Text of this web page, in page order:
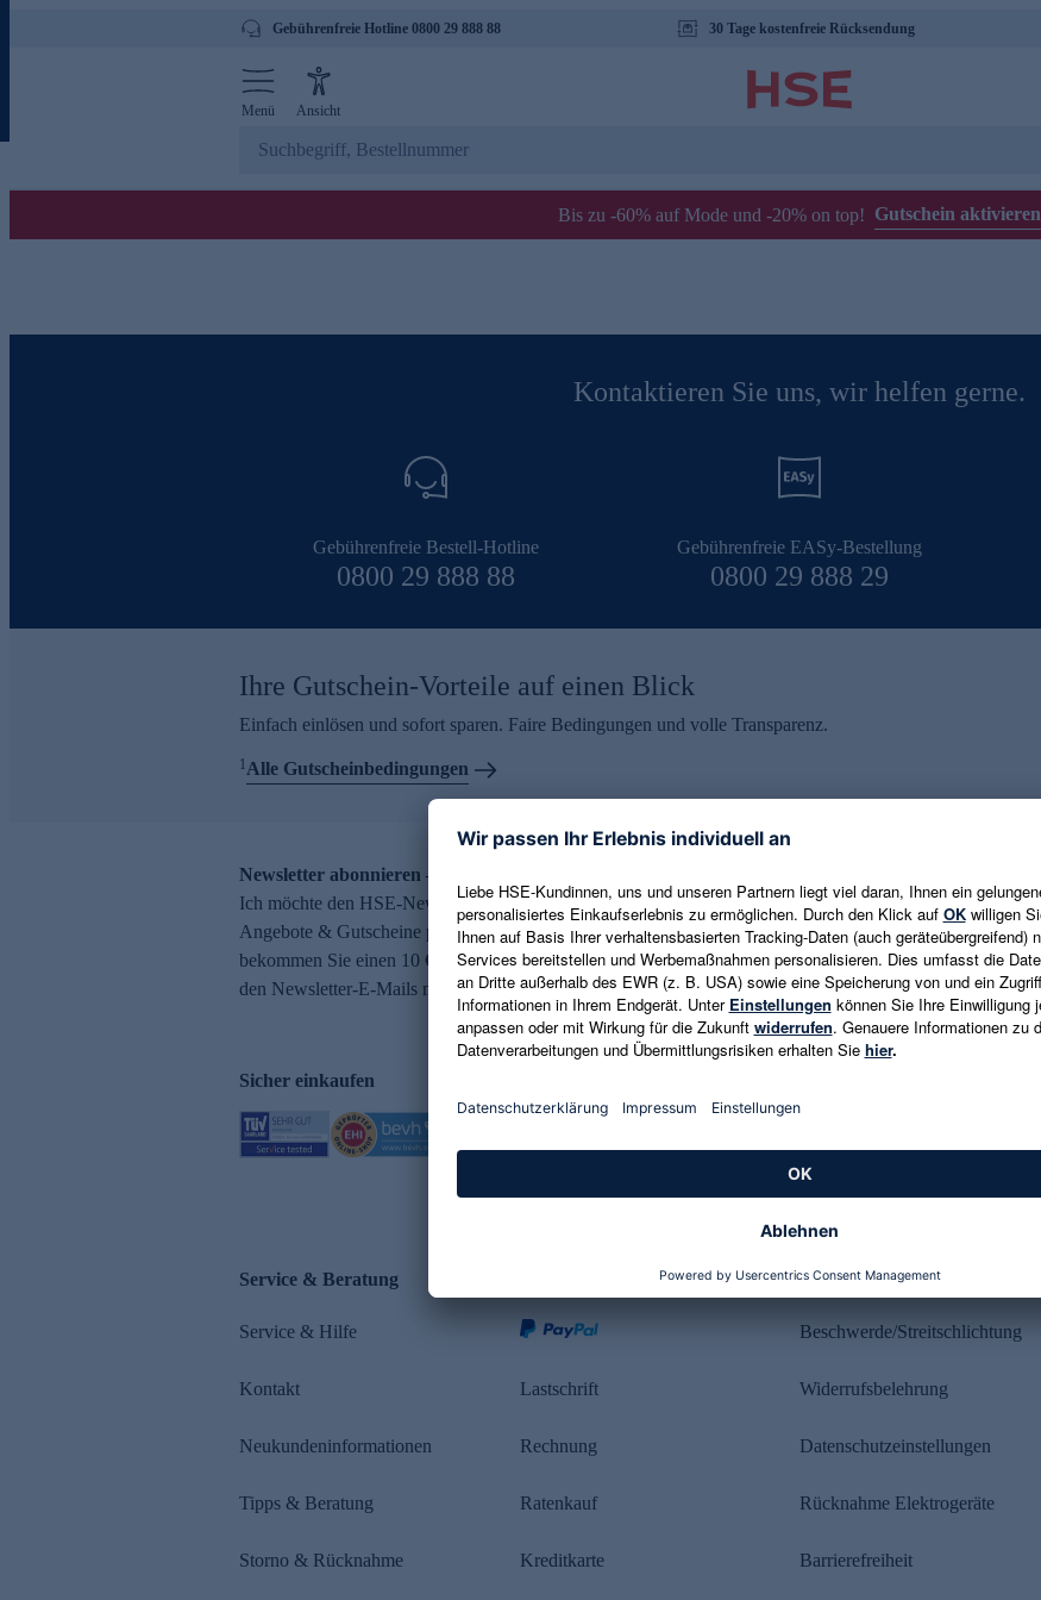
Gebührenfreie Hotline 0800 29 888 88 30 Tage kostenfreie Rücksendung
Menü Ansicht
Bis zu -60% auf Mode und -20% on top! Gutschein aktivieren
Kontaktieren Sie uns, wir helfen gerne.
Gebührenfreie Bestell-Hotline
0800 29 888 88
Gebührenfreie EASy-Bestellung
0800 29 888 29
Ihre Gutschein-Vorteile auf einen Blick
Einfach einlösen und sofort sparen. Faire Bedingungen und volle Transparenz.
1Alle Gutscheinbedingungen
Newsletter abonnieren – 10 € Gutschein erhalten
Ich möchte den HSE-Newsletter abonnieren und aktuelle Trends,
Angebote & Gutscheine per E-Mail erhalten. Als Dankeschön
bekommen Sie einen 10 € Gutschein. Eine Abmeldung ist jederzeit in
den Newsletter-E-Mails möglich.
E-Mail-Adresse eingeben
Es gelten die Datenschutzrichtlinien
Sicher einkaufen
Service & Beratung
Service & Hilfe
Kontakt
Neukundeninformationen
Tipps & Beratung
Storno & Rücknahme
Lastschrift
Rechnung
Ratenkauf
Kreditkarte
Rechtliches
Beschwerde/Streitschlichtung
Widerrufsbelehrung
Datenschutzeinstellungen
Rücknahme Elektrogeräte
Barrierefreiheit